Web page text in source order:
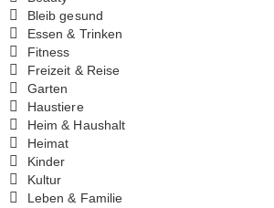
Bleib gesund
Essen & Trinken
Fitness
Freizeit & Reise
Garten
Haustiere
Heim & Haushalt
Heimat
Kinder
Kultur
Leben & Familie